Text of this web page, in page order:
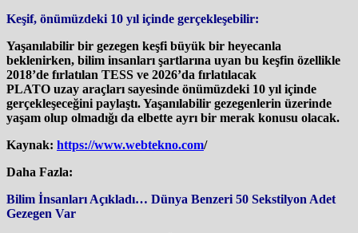
Keşif, önümüzdeki 10 yıl içinde gerçekleşebilir:
Yaşanılabilir bir gezegen keşfi büyük bir heyecanla
beklenirken, bilim insanları şartlarına uyan bu keşfin özellikle
2018’de fırlatılan TESS ve 2026’da fırlatılacak
PLATO uzay araçları sayesinde önümüzdeki 10 yıl içinde
gerçekleşeceğini paylaştı. Yaşanılabilir gezegenlerin üzerinde
yaşam olup olmadığı da elbette ayrı bir merak konusu olacak.
Kaynak: https://www.webtekno.com/
Daha Fazla:
Bilim İnsanları Açıkladı… Dünya Benzeri 50 Sekstilyon Adet
Gezegen Var